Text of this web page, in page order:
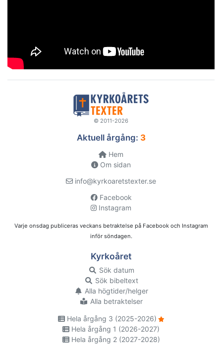
© 2011-2026
Aktuell årgång: 3
Hem
Om sidan
info@kyrkoaretstexter.se
Facebook
Instagram
Varje onsdag publiceras veckans betraktelse på Facebook och Instagram
inför söndagen.
Kyrkoåret
Sök datum
Sök bibeltext
Alla högtider/helger
Alla betraktelser
Hela årgång 3 (2025-2026)
Hela årgång 1 (2026-2027)
Hela årgång 2 (2027-2028)